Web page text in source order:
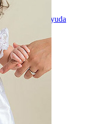
contraseña Ayuda
y venta